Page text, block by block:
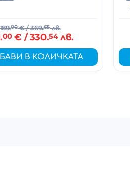
00€/ 369.65лв.
00€ / 330.54лв.
В КОЛИЧКАТА